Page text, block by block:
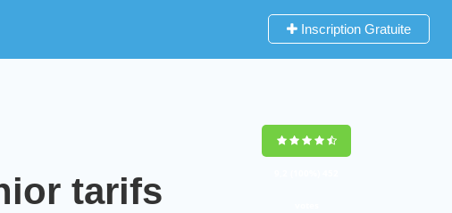
Inscription Gratuite
tarifs